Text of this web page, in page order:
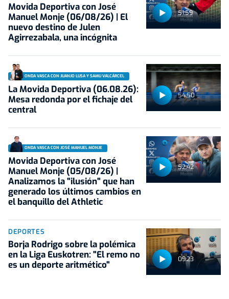
51:59
Movida Deportiva con José
Manuel Monje (06/08/26) | El
nuevo destino de Julen
Agirrezabala, una incógnita
54:50
ONDA VASCA CON JUANJO LUSA Y SAMU VALCÁRCEL
La Movida Deportiva (06.08.26):
Mesa redonda por el fichaje del
central
52:42
ONDA VASCA CON JOSÉ MANUEL MONJE
Movida Deportiva con José
Manuel Monje (05/08/26) |
Analizamos la "ilusión" que han
generado los últimos cambios en
el banquillo del Athletic
09:23
DEPORTES
Borja Rodrigo sobre la polémica
en la Liga Euskotren: "El remo no
es un deporte aritmético"